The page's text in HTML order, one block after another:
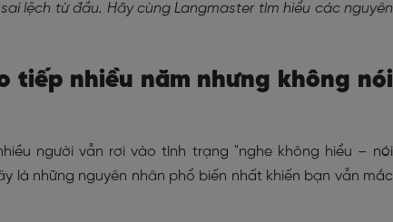
lệch từ đầu. Hãy cùng Langmaster tìm hiểu các nguyên
tiếp nhiều năm nhưng không nói
người vẫn rơi vào tình trạng "nghe không hiểu – nói
là những nguyên nhân phổ biến nhất khiến bạn vẫn mắc